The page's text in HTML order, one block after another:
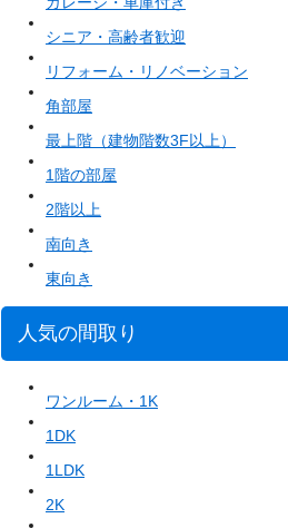
シニア・高齢者歓迎
リフォーム・リノベーション
角部屋
最上階（建物階数3F以上）
1階の部屋
2階以上
南向き
東向き
人気の間取り
ワンルーム・1K
1DK
1LDK
2K